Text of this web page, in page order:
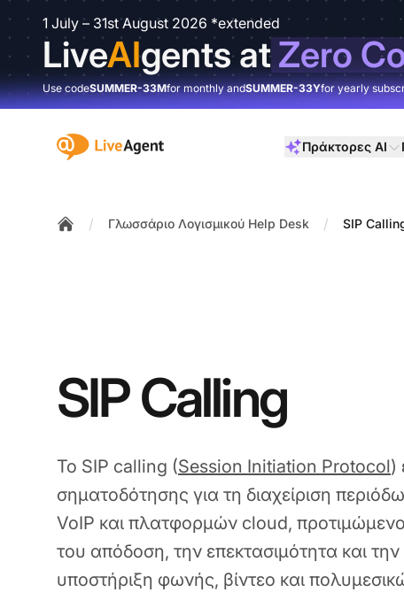
1 July – 31st August 2026 *extended
LiveAIgents atZero
Use codeSUMMER-33Mfor monthly andSUMMER-33Yfor yearly
:site.title Πράκτορες AI
/ Γλωσσάριο Λογισμικού Help Desk / SIP
SIP Calling
Το SIP calling (Session Initiation Protocol)
σηματοδότησης για τη διαχείριση
VoIP και πλατφορμών cloud, προτιμώμενο
του απόδοση, την επεκτασιμότητα και την
υποστήριξη φωνής, βίντεο και